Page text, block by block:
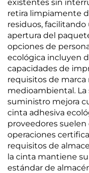
existentes sin
retira limpiamente
residuos,
apertura del
opciones de
ecológica incluyen
capacidades de
requisitos de
medioambiental.
suministro mejora
cinta adhesiva
proveedores
operaciones
requisitos de
la cinta mantiene
estándar de